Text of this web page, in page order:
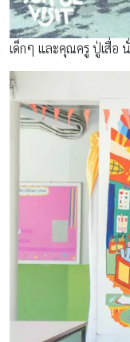
เด็กๆ และคุณครู ปู่เสื่อ